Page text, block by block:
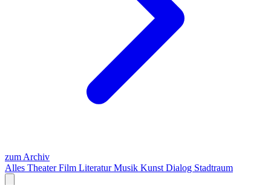
zum Archiv
Alles TheaterFilm LiteraturMusik Kunst Dialog Stadtraum